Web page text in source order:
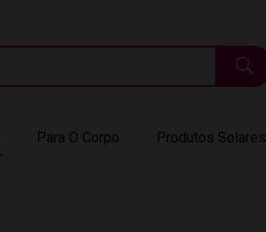
Para O Corpo Produtos Solares